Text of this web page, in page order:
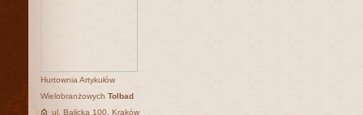
Hurtownia Artykułów
Wielobranżowych Tolbad
ul. Balicka 100, Kraków